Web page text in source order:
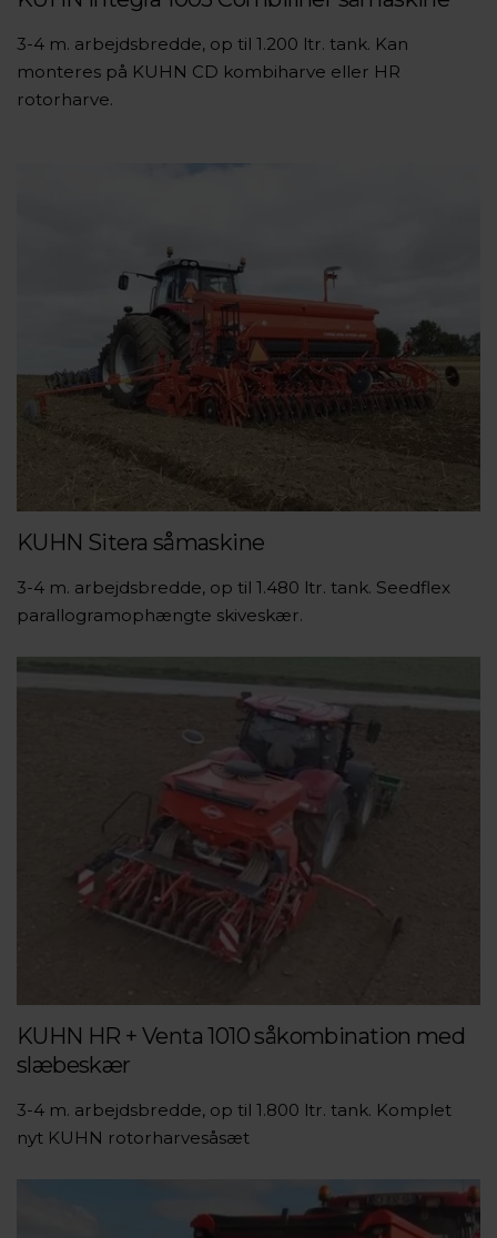
3-4 m. arbejdsbredde, op til 1.200 ltr. tank. Kan
monteres på KUHN CD kombiharve eller HR
rotorharve.
KUHN Sitera såmaskine
3-4 m. arbejdsbredde, op til 1.480 ltr. tank. Seedflex
parallogramophængte skiveskær.
KUHN HR + Venta 1010 såkombination med
slæbeskær
3-4 m. arbejdsbredde, op til 1.800 ltr. tank. Komplet
nyt KUHN rotorharvesåsæt